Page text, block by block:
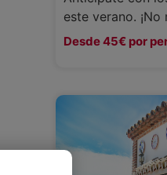
este verano.
Desde 45€ por